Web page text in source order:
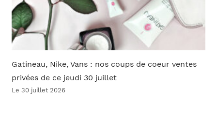
Gatineau, Nike, Vans : nos coups de coeur ventes
privées de ce jeudi 30 juillet
Le 30 juillet 2026